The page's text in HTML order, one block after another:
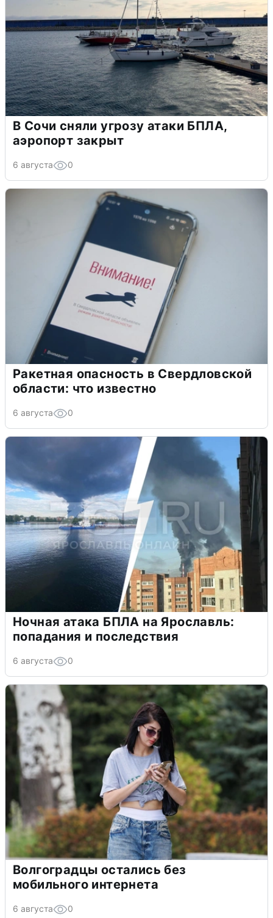
В Сочи сняли угрозу атаки БПЛА,
аэропорт закрыт
6 августа 0
Ракетная опасность в Свердловской
области: что известно
6 августа 0
Ночная атака БПЛА на Ярославль:
попадания и последствия
6 августа 0
Волгоградцы остались без
мобильного интернета
6 августа 0